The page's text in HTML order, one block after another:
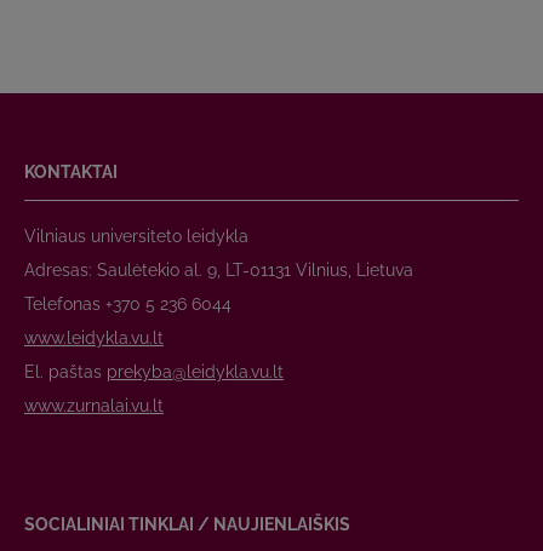
KONTAKTAI
Vilniaus universiteto leidykla
Adresas: Saulėtekio al. 9, LT-01131 Vilnius, Lietuva
Telefonas +370 5 236 6044
www.leidykla.vu.lt
El. paštas prekyba@leidykla.vu.lt
www.zurnalai.vu.lt
SOCIALINIAI TINKLAI / NAUJIENLAIŠKIS